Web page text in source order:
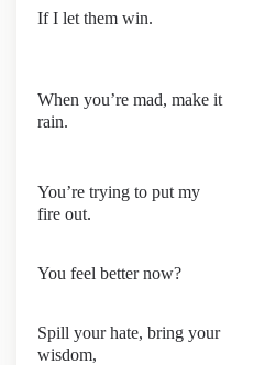
If I let them win.
When you’re mad, make it
rain.
You’re trying to put my
fire out.
You feel better now?
Spill your hate, bring your
wisdom,